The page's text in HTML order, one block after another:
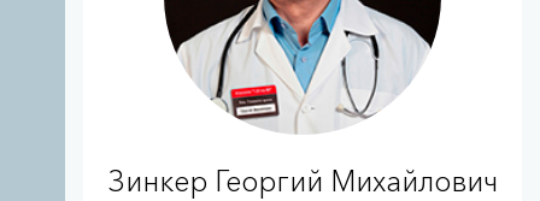
Зинкер Георгий Михайлович